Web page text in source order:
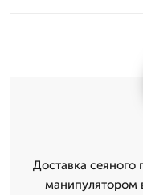
Доставка сеяного
манипулятором